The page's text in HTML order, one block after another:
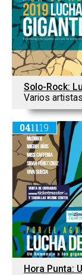
Solo-Rock:
Varios
041119
Hora Punta: